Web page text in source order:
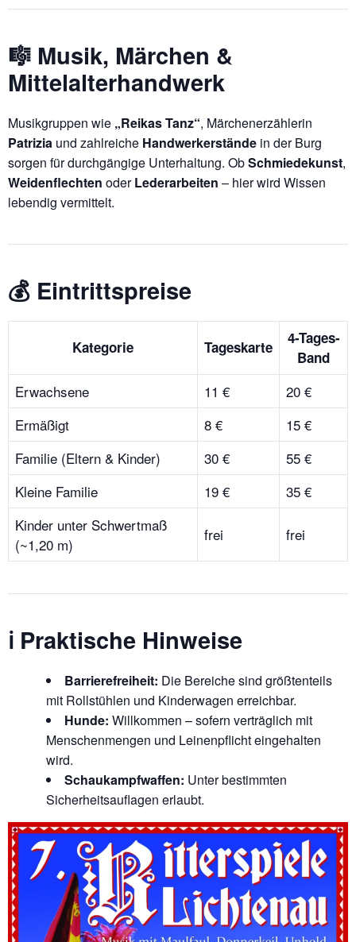
🎼 Musik, Märchen &
Mittelalterhandwerk
Musikgruppen wie „Reikas Tanz“, Märchenerzählerin
Patrizia und zahlreiche Handwerkerstände in der Burg
sorgen für durchgängige Unterhaltung. ObSchmiedekunst,
Weidenflechten oderLederarbeiten – hier wird Wissen
lebendig vermittelt.
💰 Eintrittspreise
Kategorie Tageskarte
4-Tages-
Band
Erwachsene 11 €
20 €
Ermäßigt
8 €
15 €
Familie (Eltern & Kinder)
30 €
55 €
Kleine Familie
19 €
35 €
Kinder unter Schwertmaß
(~1,20 m)
frei frei
ℹ️ Praktische Hinweise
Barrierefreiheit: Die Bereiche sind größtenteils
mit Rollstühlen und Kinderwagen erreichbar.
Hunde: Willkommen – sofern verträglich mit
Menschenmengen und Leinenpflicht eingehalten
wird.
Schaukampfwaffen: Unter bestimmten
Sicherheitsauflagen erlaubt.